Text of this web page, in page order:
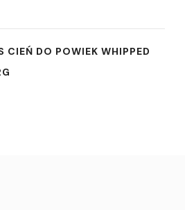
CIEŃ DO POWIEK WHIPPED